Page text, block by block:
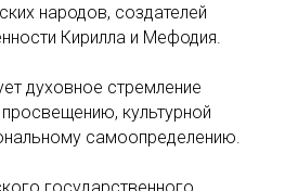
народов, создателей
Кирилла и Мефодия.
духовное стремление
культурной
самоопределению.